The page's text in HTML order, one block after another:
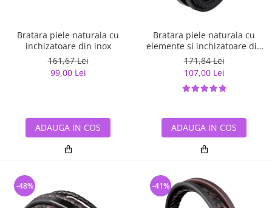
Bratara piele naturala cu
inchizatoare din inox
161,67 Lei
99,00 Lei
ADAUGA IN COS
Bratara piele naturala cu
elemente si inchizatoare din
inox auriu
171,84 Lei
107,00 Lei
ADAUGA IN COS
-48% -41%